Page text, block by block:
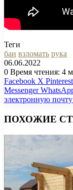
Теги
бан взломать рука
06.06.2022
0 Время чтения: 4
Facebook X Pinterest
Messenger
электронную почту
ПОХОЖИЕ